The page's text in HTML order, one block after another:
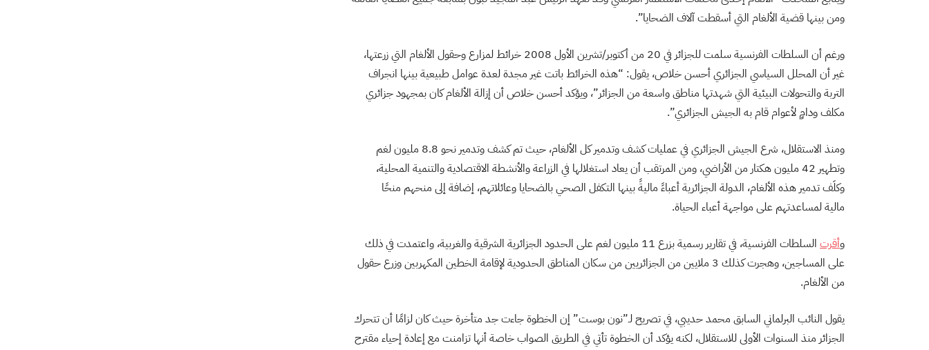
ومن بينها قضية الألغام التي أسقطت آلاف الضحايا”.
ورغم أن السلطات الفرنسية سلمت للجزائر في 20 من أكتوبر/تشرين الأول 2008 خرائط لمزارع وحقول الألغام التي زرعتها،
غير أن المحلل السياسي الجزائري أحسن خلاص، يقول: “هذه الخرائط باتت غير مجدة لعدة عوامل طبيعية بينها انجراف
التربة والتحولات البيئية التي شهدتها مناطق واسعة من الجزائر”، ويؤكد أحسن خلاص أن إزالة الألغام كان بمجهود جزائري
مكلف ودامٍ لأعوام قام به الجيش الجزائري”.
ومنذ الاستقلال، شرع الجيش الجزائري في عمليات كشف وتدمير كل الألغام، حيث تم كشف وتدمير نحو 8.8 مليون لغم
وتطهير 42 مليون هكتار من الأراضي، ومن المرتقب أن يعاد استغلالها في الزراعة والأنشطة الاقتصادية والتنمية المحلية،
وكلَف تدمير هذه الألغام، الدولة الجزائرية أعباءً ماليةً بينها التكفل الصحي بالضحايا وعائلاتهم، إضافة إلى منحهم منحًا
مالية لمساعدتهم على مواجهة أعباء الحياة.
وأقرت
السلطات الفرنسية، في تقارير رسمية بزرع 11 مليون لغم على الحدود الجزائرية الشرقية والغربية، واعتمدت في ذلك
على المساجين، وهجرت كذلك 3 ملايين من الجزائريين من سكان المناطق الحدودية لإقامة الخطين المكهربين وزرع حقول
من الألغام.
يقول النائب البرلماني السابق محمد حديبي، في تصريح لـ”نون بوست” إن الخطوة جاءت جد متأخرة حيث كان لزامًا أن تتحرك
الجزائر منذ السنوات الأولى للاستقلال، لكنه يؤكد أن الخطوة تأتي في الطريق الصواب خاصة أنها تزامنت مع إعادة إحياء مقترح